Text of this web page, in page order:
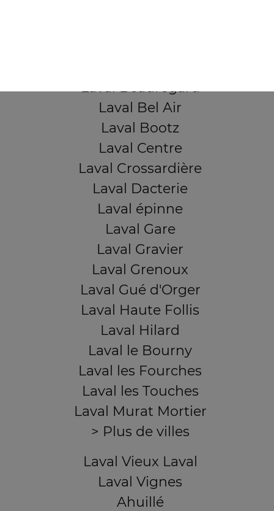
Laval Beauregard
Laval Bel Air
Laval Bootz
Laval Centre
Laval Crossardière
Laval Dacterie
Laval épinne
Laval Gare
Laval Gravier
Laval Grenoux
Laval Gué d'Orger
Laval Haute Follis
Laval Hilard
Laval le Bourny
Laval les Fourches
Laval les Touches
Laval Murat Mortier
> Plus de villes
Laval Vieux Laval
Laval Vignes
Ahuillé